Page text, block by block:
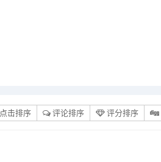
点击排序 评论排序 评分排序